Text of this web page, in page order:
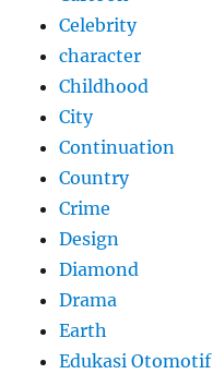
Celebrity
character
Childhood
City
Continuation
Country
Crime
Design
Diamond
Drama
Earth
Edukasi Otomotif